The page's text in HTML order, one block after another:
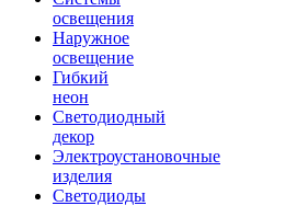
освещения
Наружное
освещение
Гибкий
неон
Светодиодный
декор
Электроустановочные
изделия
Светодиоды